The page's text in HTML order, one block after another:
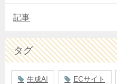
記事
タグ
生成AI ECサイト